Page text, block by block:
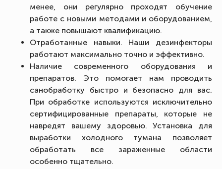
менее, они регулярно проходят обучение
работе с новыми методами и оборудованием,
а также повышают квалификацию.
Отработанные навыки. Наши дезинфекторы
работают максимально точно и эффективно.
Наличие современного оборудования и
препаратов. Это помогает нам проводить
санобработку быстро и безопасно для вас.
При обработке используются исключительно
сертифицированные препараты, которые не
навредят вашему здоровью. Установка для
выработки холодного тумана позволяет
обработать все зараженные области
особенно тщательно.